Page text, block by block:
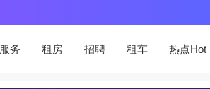
服务 租房 招聘 租车 热点Hot